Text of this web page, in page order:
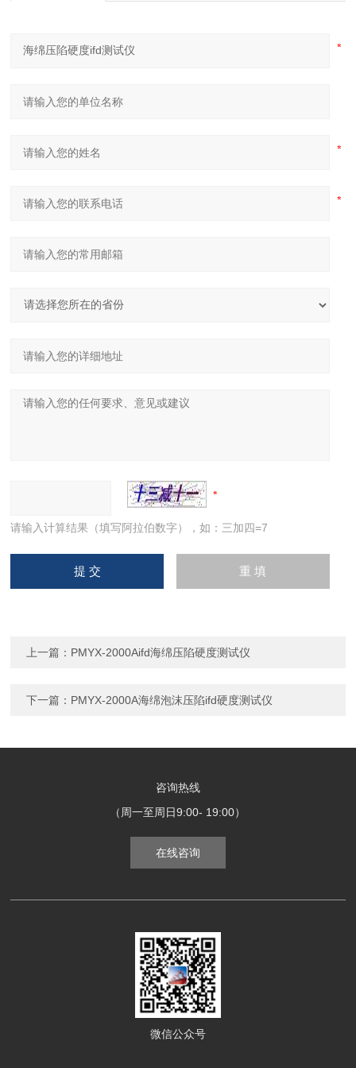
请输入计算结果（填写阿拉伯数字），如：三加四=7
上一篇： PMYX-2000Aifd海绵压陷硬度测试仪
下一篇： PMYX-2000A海绵泡沫压陷ifd硬度测试仪
咨询热线
（周一至周日9:00- 19:00）
在线咨询
微信公众号